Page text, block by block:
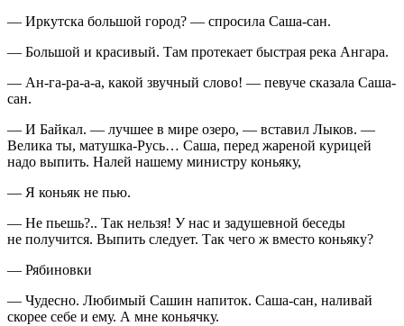
— Иркутска большой город? — спросила Саша-сан.
— Большой и красивый. Там протекает быстрая река Ангара.
— Ан-га-ра-а-а, какой звучный слово! — певуче сказала Саша-
сан.
— И Байкал. — лучшее в мире озеро, — вставил Лыков. —
Велика ты, матушка-Русь… Саша, перед жареной курицей
надо выпить. Налей нашему министру коньяку,
— Я коньяк не пью.
— Не пьешь?.. Так нельзя! У нас и задушевной беседы
не получится. Выпить следует. Так чего ж вместо коньяку?
— Рябиновки
— Чудесно. Любимый Сашин напиток. Саша-сан, наливай
скорее себе и ему. А мне коньячку.